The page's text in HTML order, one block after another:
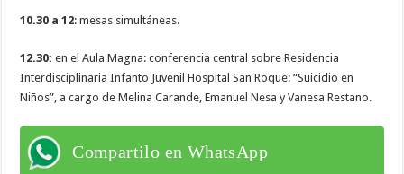
10.30 a 12: mesas simultáneas.
12.30: en el Aula Magna: conferencia central sobre Residencia
Interdisciplinaria Infanto Juvenil Hospital San Roque: “Suicidio en
Niños”, a cargo de Melina Carande, Emanuel Nesa y Vanesa Restano.
Compartilo en WhatsApp